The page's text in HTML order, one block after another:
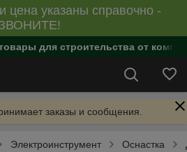
цена указаны справочно -
для строительства от
заказы и сообщения.
Электроинструмент Оснастка